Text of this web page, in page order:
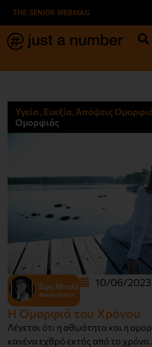
THE SENIOR WEBMAG
Υγεία , Ευεξία, Απόψεις
Ομορφιάς
Έφη Μπελέ
Beauty Editor
10/06/2023
H Oμορφιά του Χρόνου
Λέγεται ότι η αθωότητα και η
κανένα εχθρό εκτός από το